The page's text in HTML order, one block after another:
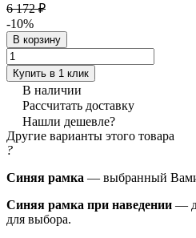
6 172 ₽
-10%
В корзину
Купить в 1 клик
В наличии
Рассчитать доставку
Нашли дешевле?
Другие варианты этого товара
?
Синяя рамка — выбранный Вами
Синяя рамка при наведении —
для выбора.